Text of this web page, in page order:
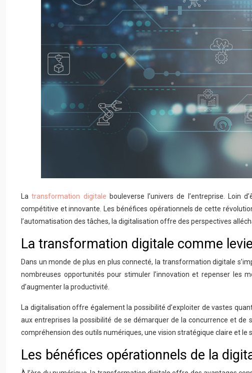
Latransformation digitale bouleverse l’univers de l’entreprise. Loin
compétitive et innovante. Les bénéfices opérationnels de cette
l’automatisation des tâches, la digitalisation offre des perspectives
La transformation digitale comme
Dans un monde de plus en plus connecté, la transformation digitale
nombreuses opportunités pour stimuler l’innovation et repenser les
d’augmenter la productivité.
La digitalisation offre également la possibilité d’exploiter de vastes
aux entreprises la possibilité de se démarquer de la concurrence et
compréhension des outils numériques, une vision stratégique claire et le
Les bénéfices opérationnels de la